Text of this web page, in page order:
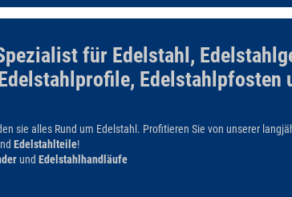
für Edelstahl,
Edelstahlpfosten
sie alles Rund um Edelstahl. Profitieren Sie von unserer
Edelstahlteile!
und Edelstahlhandläufe